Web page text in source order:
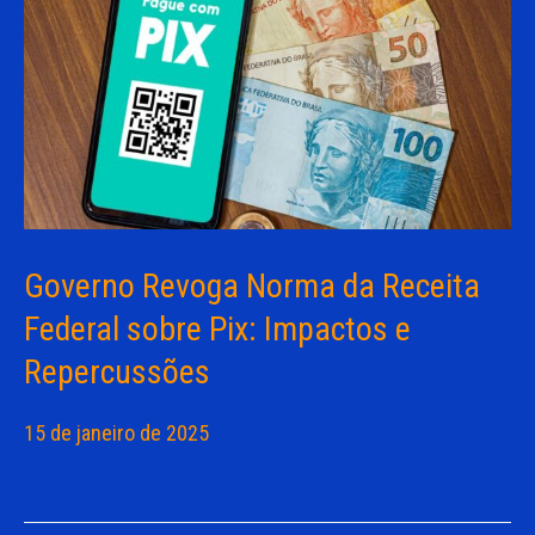
Governo Revoga Norma da Receita
Federal sobre Pix: Impactos e
Repercussões
15 de janeiro de 2025